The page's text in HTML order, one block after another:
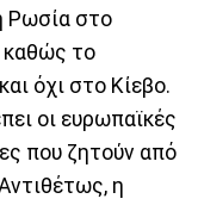
Ρωσία στο
καθώς το
όχι στο Κίεβο.
οι ευρωπαϊκές
που ζητούν από
η